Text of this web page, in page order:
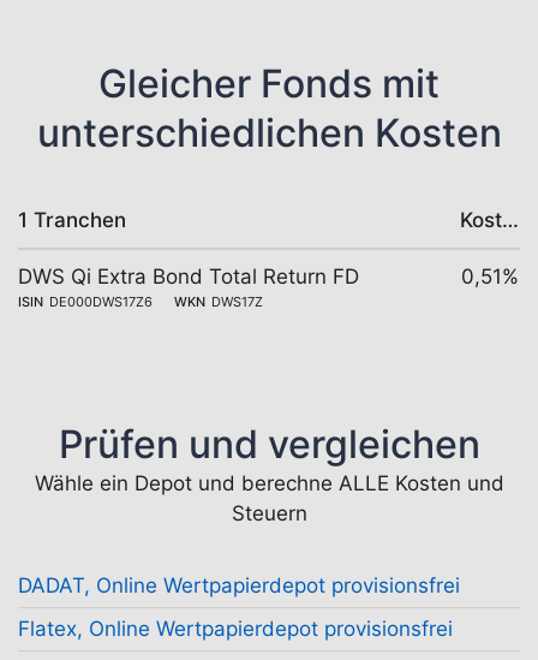
Gleicher Fonds mit
unterschiedlichen Kosten
1 Tranchen Kosten
DWS Qi Extra Bond Total Return FD
ISIN DE000DWS17Z6 WKN DWS17Z
0,51%
Prüfen und vergleichen
Wähle ein Depot und berechne ALLE Kosten und
Steuern
DADAT, Online Wertpapierdepot provisionsfrei
Flatex, Online Wertpapierdepot provisionsfrei